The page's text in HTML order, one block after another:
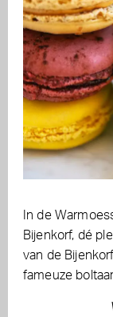
In de
Bijenkorf, dé
van de
fameuze